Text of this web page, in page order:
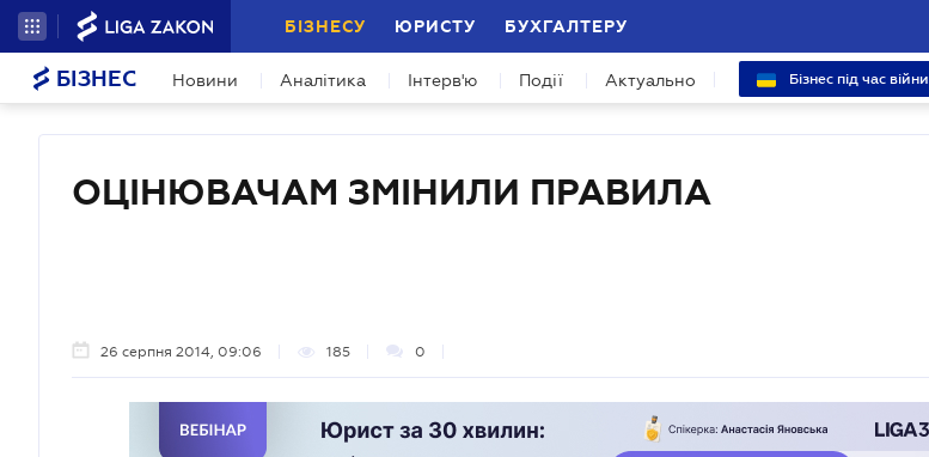
БІЗНЕСУ ЮРИСТУ БУХГАЛТЕРУ
БІЗНЕС Новини Аналітика Інтерв'ю Події Актуально Бізнес під час війни
ОЦІНЮВАЧАМ ЗМІНИЛИ ПРАВИЛА
26 серпня 2014, 09:06 185 0